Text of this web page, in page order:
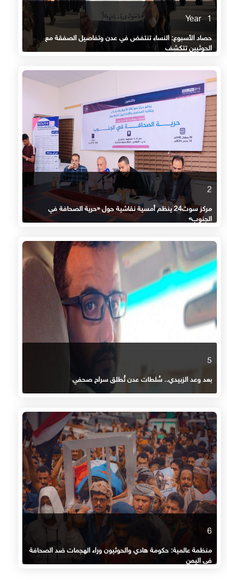
1 Year
حصاد الأسبوع: النساء تنتفض في عدن وتفاصيل الصفقة مع
الحوثيين تتكشف
2
مركز سوث24 ينظم أمسية نقاشية حول «حرية الصحافة في
الجنوب»
5
بعد وعد الزبيدي.. سُلطات عدن تُطلق سراح صحفي
6
منظمة عالمية: حكومة هادي والحوثيون وراء الهجمات ضد الصحافة
في اليمن